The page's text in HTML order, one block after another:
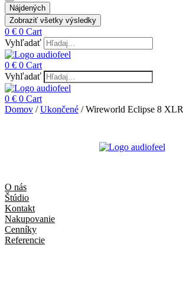
Nájdených
Zobraziť všetky výsledky
0 € 0 Cart
Vyhľadať
0 € 0 Cart
Vyhľadať
0 € 0 Cart
Domov /Ukončené / Wireworld Eclipse 8 XLR
O nás
Štúdio
Kontakt
Nakupovanie
Cenníky
Referencie